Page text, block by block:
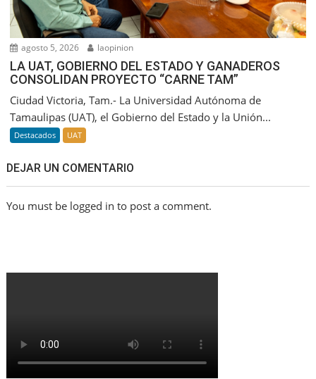
agosto 5, 2026 laopinion
LA UAT, GOBIERNO DEL ESTADO Y GANADEROS
CONSOLIDAN PROYECTO “CARNE TAM”
Ciudad Victoria, Tam.- La Universidad Autónoma de
Tamaulipas (UAT), el Gobierno del Estado y la Unión...
Destacados UAT
DEJAR UN COMENTARIO
You must be logged in to post a comment.